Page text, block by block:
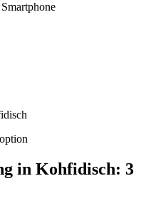
in Kohfidisch: 3